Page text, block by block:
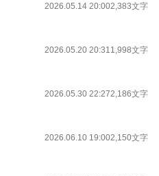
2026.05.14 20:002,383文字
2026.05.20 20:311,998文字
2026.05.30 22:272,186文字
2026.06.10 19:002,150文字